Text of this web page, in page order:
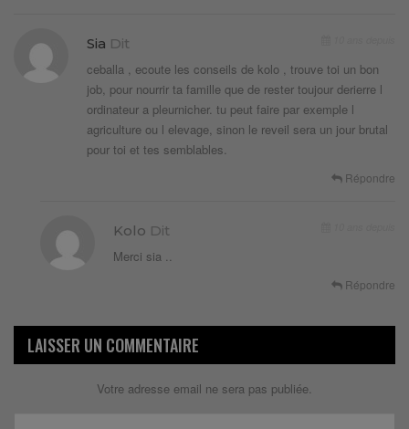
Sia Dit
ceballa , ecoute les conseils de kolo , trouve toi un bon
job, pour nourrir ta famille que de rester toujour derierre l
ordinateur a pleurnicher. tu peut faire par exemple l
agriculture ou l elevage, sinon le reveil sera un jour brutal
pour toi et tes semblables.
Répondre
Kolo Dit
Merci sia ..
Répondre
LAISSER UN COMMENTAIRE
Votre adresse email ne sera pas publiée.